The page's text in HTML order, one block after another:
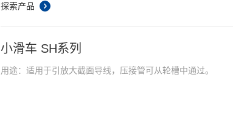
探索产品
小滑车 SH系列
用途：适用于引放大截面导线，压接管可从轮槽中通过。